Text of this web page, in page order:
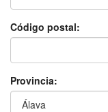
Código postal:
Provincia: